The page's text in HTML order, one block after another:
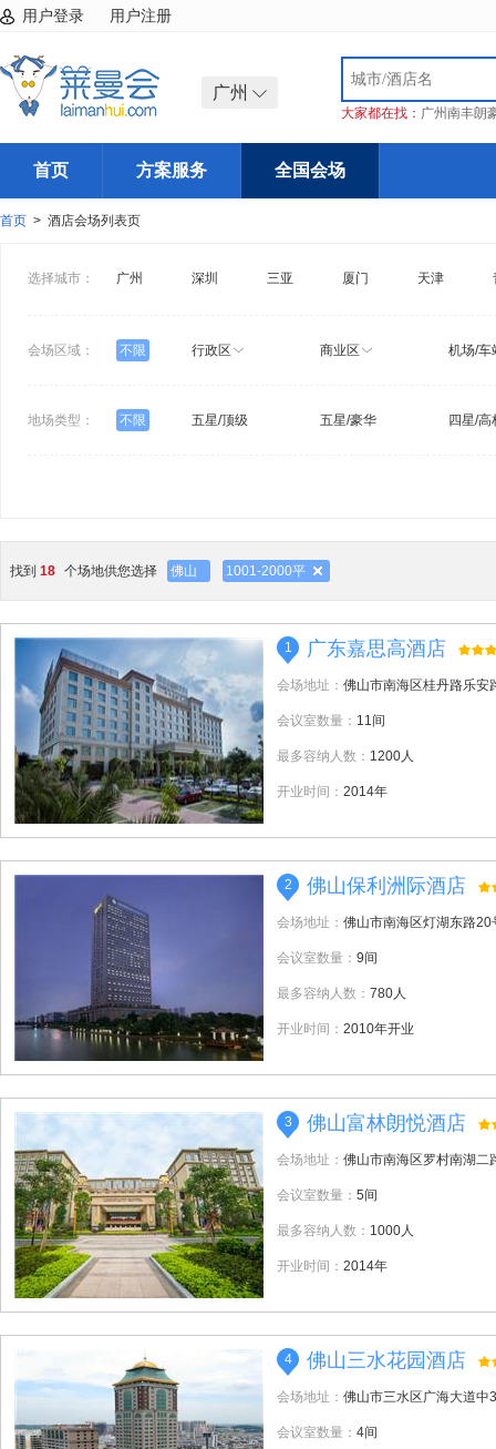
用户登录 用户注册
广州
大家都在找： 广州南丰朗
首页 方案服务 全国会场
首页 > 酒店会场列表页
选择城市： 广州 深圳 三亚 厦门 天津
会场区域： 不限 行政区 商业区 机场/车
地场类型： 不限 五星/顶级 五星/豪华 四星/高
找到 18 个场地供您选择 佛山 1001-2000平
1 广东嘉思高酒店
会场地址： 佛山市南海区桂丹路乐安
会议室数量： 11间
最多容纳人数： 1200人
开业时间： 2014年
2 佛山保利洲际酒店
会场地址： 佛山市南海区灯湖东路20
会议室数量： 9间
最多容纳人数： 780人
开业时间： 2010年开业
3 佛山富林朗悦酒店
会场地址： 佛山市南海区罗村南湖二
会议室数量： 5间
最多容纳人数： 1000人
开业时间： 2014年
4 佛山三水花园酒店
会场地址： 佛山市三水区广海大道中
会议室数量： 4间